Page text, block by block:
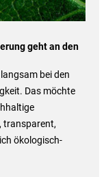
geht an den
bei den
Das möchte
transparent,
ökologisch-